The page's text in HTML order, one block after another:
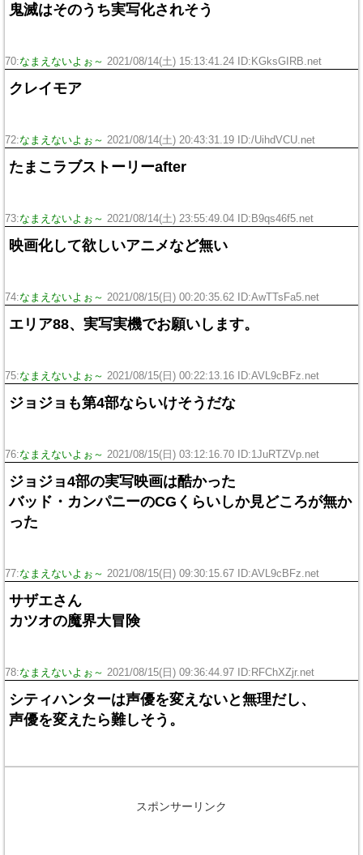
鬼滅はそのうち実写化されそう
70:なまえないよぉ～ 2021/08/14(土) 15:13:41.24 ID:KGksGIRB.net
クレイモア
72:なまえないよぉ～ 2021/08/14(土) 20:43:31.19 ID:/UihdVCU.net
たまこラブストーリーafter
73:なまえないよぉ～ 2021/08/14(土) 23:55:49.04 ID:B9qs46f5.net
映画化して欲しいアニメなど無い
74:なまえないよぉ～ 2021/08/15(日) 00:20:35.62 ID:AwTTsFa5.net
エリア88、実写実機でお願いします。
75:なまえないよぉ～ 2021/08/15(日) 00:22:13.16 ID:AVL9cBFz.net
ジョジョも第4部ならいけそうだな
76:なまえないよぉ～ 2021/08/15(日) 03:12:16.70 ID:1JuRTZVp.net
ジョジョ4部の実写映画は酷かった
バッド・カンパニーのCGくらいしか見どころが無か
った
77:なまえないよぉ～ 2021/08/15(日) 09:30:15.67 ID:AVL9cBFz.net
サザエさん
カツオの魔界大冒険
78:なまえないよぉ～ 2021/08/15(日) 09:36:44.97 ID:RFChXZjr.net
シティハンターは声優を変えないと無理だし、
声優を変えたら難しそう。
スポンサーリンク